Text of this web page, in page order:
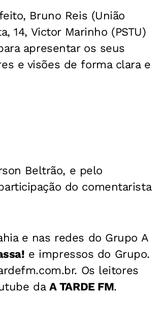
Bruno Reis (União
14, Victor Marinho (PSTU)
apresentar os seus
e visões de forma clara e
Beltrão, e pelo
do comentarista
e nas redes do Grupo A
e impressos do Grupo.
Os leitores
da A TARDE FM.